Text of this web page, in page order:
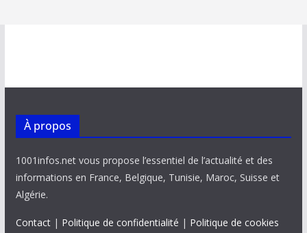
À propos
1001infos.net vous propose l’essentiel de l’actualité et des
informations en France, Belgique, Tunisie, Maroc, Suisse et
Algérie.
Contact| Politique de confidentialité | Politique de cookies